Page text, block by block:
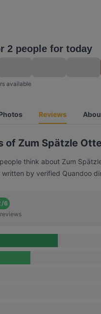
2 people for today
available
Reviews
of Zum Spätzle
think about Zum
written by verified Quandoo
/6